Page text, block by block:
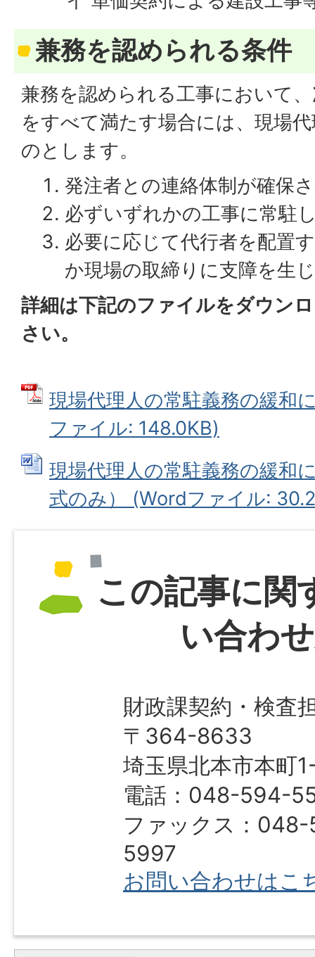
兼務を認められる条件
兼務を認められる工事において
をすべて満たす場合には、現場
のとします。
発注者との連絡体制が確保
必ずいずれかの工事に常駐
必要に応じて代行者を配置
か現場の取締りに支障を生
詳細は下記のファイルをダウン
さい。
現場代理人の常駐義務の緩和
ファイル: 148.0KB)
現場代理人の常駐義務の緩和
式のみ） (Wordファイル:
この記事に関
い合わ
財政課契約・検査
〒364-8633
埼玉県北本市本町
電話：048-594-
ファックス：
5997
お問い合わせはこ